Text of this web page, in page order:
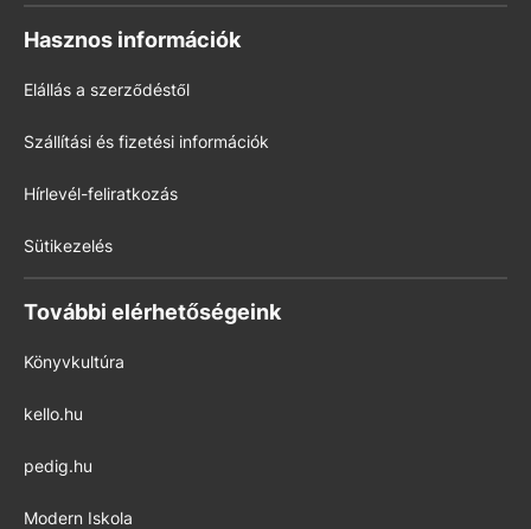
Hasznos információk
Elállás a szerződéstől
Szállítási és fizetési információk
Hírlevél-feliratkozás
Sütikezelés
További elérhetőségeink
Könyvkultúra
kello.hu
pedig.hu
Modern Iskola